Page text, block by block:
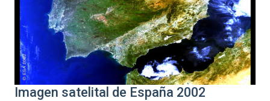
Imagen satelital de España 2002